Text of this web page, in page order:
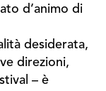
d’animo di
desiderata,
direzioni,
– è